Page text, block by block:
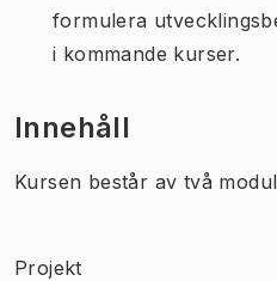
formulera
i kommande kurser.
Innehåll
Kursen består av två
Projekt